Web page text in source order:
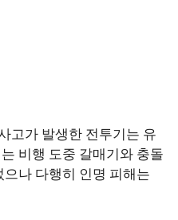
고가 발생한 전투기는 유
비행 도중 갈매기와 충돌
나 다행히 인명 피해는